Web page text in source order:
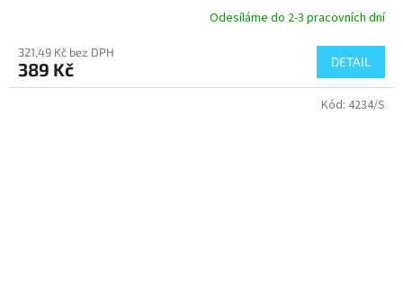
Odesíláme do 2-3 pracovních dní
321,49 Kč bez DPH
389 Kč DETAIL
Kód: 4234/S